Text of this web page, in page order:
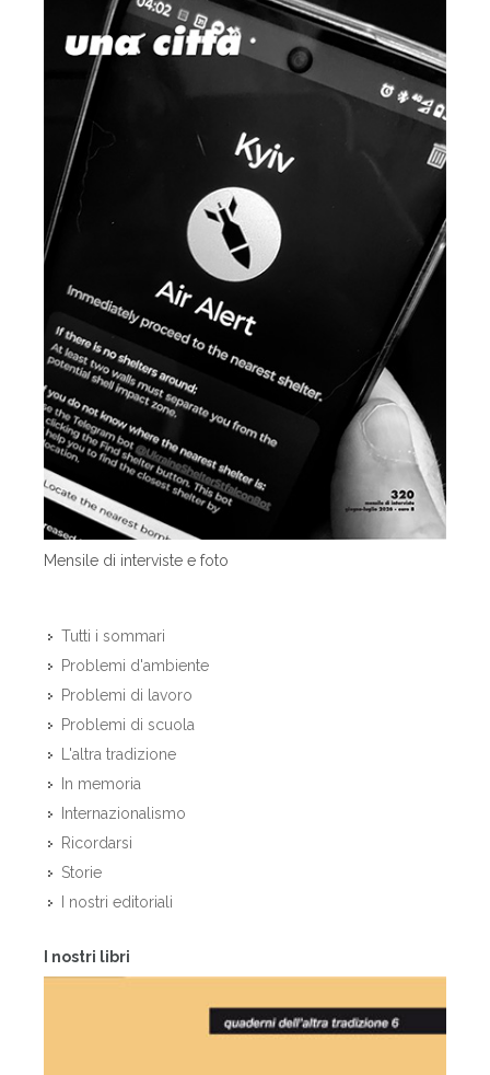
Mensile di interviste e foto
Tutti i sommari
Problemi d'ambiente
Problemi di lavoro
Problemi di scuola
L'altra tradizione
In memoria
Internazionalismo
Ricordarsi
Storie
I nostri editoriali
I nostri libri